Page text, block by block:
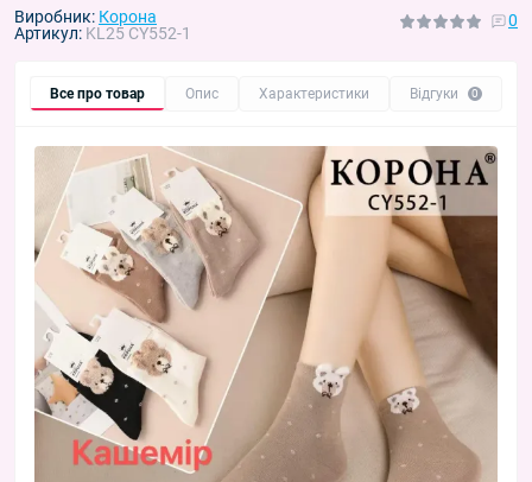
Виробник: Корона
Артикул: KL25 CY552-1
0
Все про товар Опис Характеристики Відгуки 0